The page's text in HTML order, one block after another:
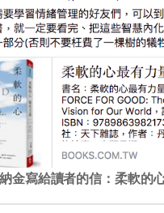
金寫給讀者的信：柔軟的